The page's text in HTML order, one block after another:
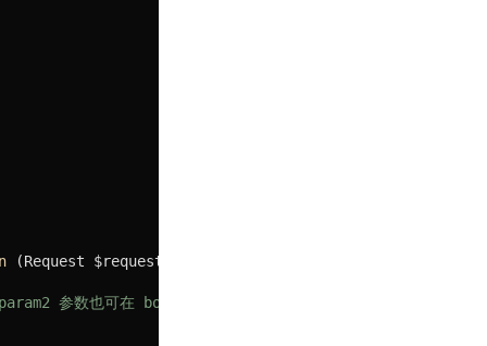
(Request $request, Response $response)
参数也可在 bootstrap、initialize、mainServerCreate